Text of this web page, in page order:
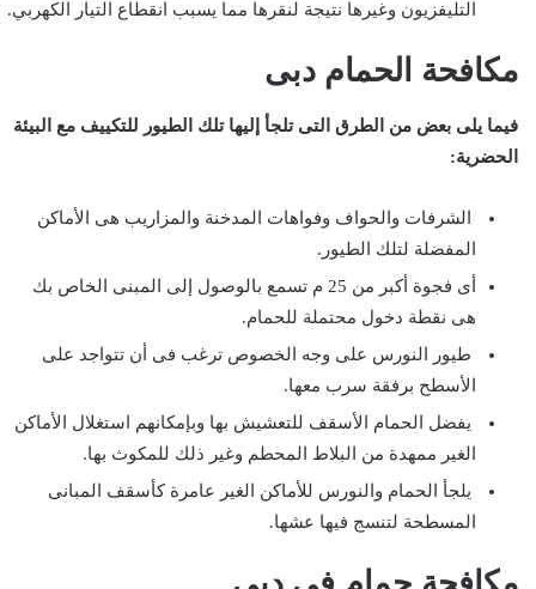
التليفزيون وغيرها نتيجة لنقرها مما يسبب انقطاع التيار الكهربي.
مكافحة الحمام دبى
فيما يلى بعض من الطرق التى تلجأ إليها تلك الطيور للتكييف مع البيئة
الحضرية:
الشرفات والحواف وفواهات المدخنة والمزاريب هى الأماكن
المفضلة لتلك الطيور.
أى فجوة أكبر من 25 م تسمع بالوصول إلى المبنى الخاص بك
هى نقطة دخول محتملة للحمام.
طيور النورس على وجه الخصوص ترغب فى أن تتواجد على
الأسطح برفقة سرب معها.
يفضل الحمام الأسقف للتعشيش بها وبإمكانهم استغلال الأماكن
الغير ممهدة من البلاط المحطم وغير ذلك للمكوث بها.
يلجأ الحمام والنورس للأماكن الغير عامرة كأسقف المبانى
المسطحة لتنسج فيها عشها.